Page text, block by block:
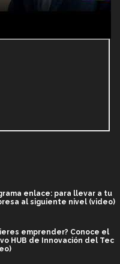
enlace: para llevar a tu
al siguiente nivel (video)
emprender? Conoce el
HUB de Innovación del Tec